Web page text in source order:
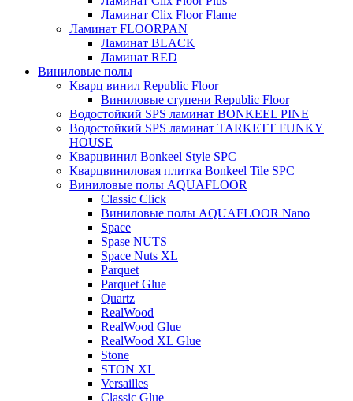
Ламинат Clix Floor Flame
Ламинат FLOORPAN
Ламинат BLACK
Ламинат RED
Виниловые полы
Кварц винил Republic Floor
Виниловые ступени Republic Floor
Водостойкий SPS ламинат BONKEEL PINE
Водостойкий SPS ламинат TARKETT FUNKY
HOUSE
Кварцвинил Bonkeel Style SPC
Кварцвиниловая плитка Bonkeel Tile SPC
Виниловые полы AQUAFLOOR
Classic Click
Виниловые полы AQUAFLOOR Nano
Space
Spase NUTS
Space Nuts XL
Parquet
Parquet Glue
Quartz
RealWood
RealWood Glue
RealWood XL Glue
Stone
STON XL
Versailles
Classic Glue